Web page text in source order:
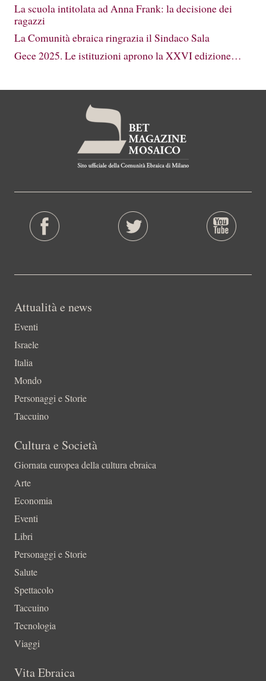
La scuola intitolata ad Anna Frank: la decisione dei
ragazzi
La Comunità ebraica ringrazia il Sindaco Sala
Gece 2025. Le istituzioni aprono la XXVI edizione…
Attualità e news
Eventi
Israele
Italia
Mondo
Personaggi e Storie
Taccuino
Cultura e Società
Giornata europea della cultura ebraica
Arte
Economia
Eventi
Libri
Personaggi e Storie
Salute
Spettacolo
Taccuino
Tecnologia
Viaggi
Vita Ebraica